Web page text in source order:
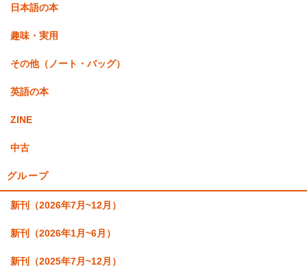
日本語の本
趣味・実用
その他（ノート・バッグ）
英語の本
ZINE
中古
グループ
新刊（2026年7月~12月）
新刊（2026年1月~6月）
新刊（2025年7月~12月）